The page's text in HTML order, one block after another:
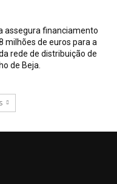
assegura financiamento
milhões de euros para a
rede de distribuição de
de Beja.